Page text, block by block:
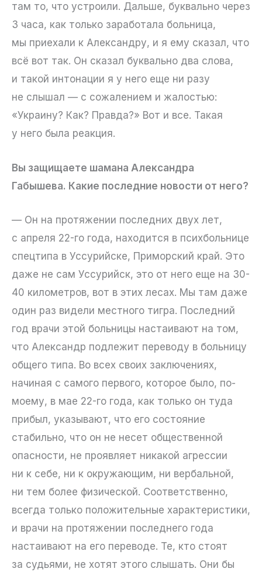
там то, что устроили. Дальше, буквально через
3 часа, как только заработала больница,
мы приехали к Александру, и я ему сказал, что
всё вот так. Он сказал буквально два слова,
и такой интонации я у него еще ни разу
не слышал — с сожалением и жалостью:
«Украину? Как? Правда?» Вот и все. Такая
у него была реакция.
Вы защищаете шамана Александра
Габышева. Какие последние новости от него?
— Он на протяжении последних двух лет,
с апреля 22-го года, находится в психбольнице
спецтипа в Уссурийске, Приморский край. Это
даже не сам Уссурийск, это от него еще на 30-
40 километров, вот в этих лесах. Мы там даже
один раз видели местного тигра. Последний
год врачи этой больницы настаивают на том,
что Александр подлежит переводу в больницу
общего типа. Во всех своих заключениях,
начиная с самого первого, которое было, по-
моему, в мае 22-го года, как только он туда
прибыл, указывают, что его состояние
стабильно, что он не несет общественной
опасности, не проявляет никакой агрессии
ни к себе, ни к окружающим, ни вербальной,
ни тем более физической. Соответственно,
всегда только положительные характеристики,
и врачи на протяжении последнего года
настаивают на его переводе. Те, кто стоят
за судьями, не хотят этого слышать. Они бы